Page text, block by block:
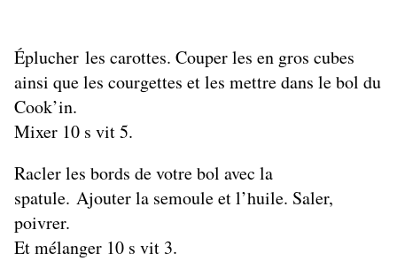
Éplucher les carottes. Couper les en gros cubes
ainsi que les courgettes et les mettre dans le bol du
Cook’in.
Mixer 10 s vit 5.
Racler les bords de votre bol avec la
spatule. Ajouter la semoule et l’huile. Saler,
poivrer.
Et mélanger 10 s vit 3.